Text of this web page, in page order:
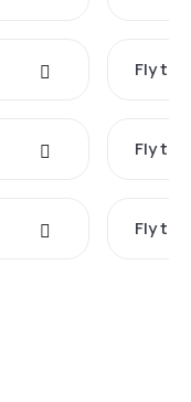
Fly til
Fly til
Fly til